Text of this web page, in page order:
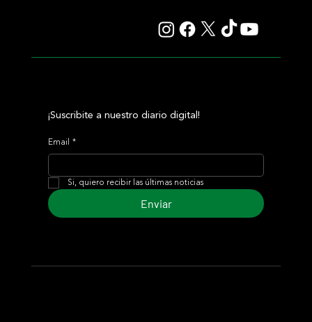
¡Suscribite a nuestro diario digital!
Email *
Si, quiero recibir las últimas noticias
Enviar